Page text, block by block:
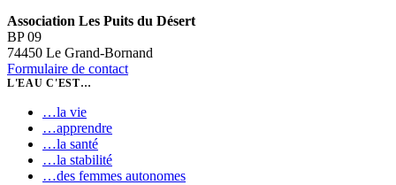
Association Les Puits du Désert
BP 09
74450 Le Grand-Bornand
Formulaire de contact
L'EAU C'EST…
…la vie
…apprendre
…la santé
…la stabilité
…des femmes autonomes